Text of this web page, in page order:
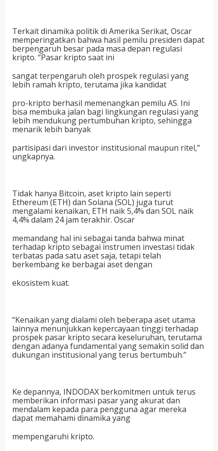
Terkait dinamika politik di Amerika Serikat, Oscar
memperingatkan bahwa hasil pemilu presiden dapat
berpengaruh besar pada masa depan regulasi
kripto. “Pasar kripto saat ini
sangat terpengaruh oleh prospek regulasi yang
lebih ramah kripto, terutama jika kandidat
pro-kripto berhasil memenangkan pemilu AS. Ini
bisa membuka jalan bagi lingkungan regulasi yang
lebih mendukung pertumbuhan kripto, sehingga
menarik lebih banyak
partisipasi dari investor institusional maupun ritel,”
ungkapnya.
Tidak hanya Bitcoin, aset kripto lain seperti
Ethereum (ETH) dan Solana (SOL) juga turut
mengalami kenaikan, ETH naik 5,4% dan SOL naik
4,4% dalam 24 jam terakhir. Oscar
memandang hal ini sebagai tanda bahwa minat
terhadap kripto sebagai instrumen investasi tidak
terbatas pada satu aset saja, tetapi telah
berkembang ke berbagai aset dengan
ekosistem kuat.
“Kenaikan yang dialami oleh beberapa aset utama
lainnya menunjukkan kepercayaan tinggi terhadap
prospek pasar kripto secara keseluruhan, terutama
dengan adanya fundamental yang semakin solid dan
dukungan institusional yang terus bertumbuh.”
Ke depannya, INDODAX berkomitmen untuk terus
memberikan informasi pasar yang akurat dan
mendalam kepada para pengguna agar mereka
dapat memahami dinamika yang
mempengaruhi kripto.